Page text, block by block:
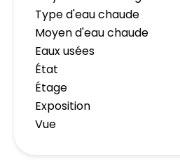
Type d'eau chaude
Moyen d'eau chaude
Eaux usées
État
Étage
Exposition
Vue